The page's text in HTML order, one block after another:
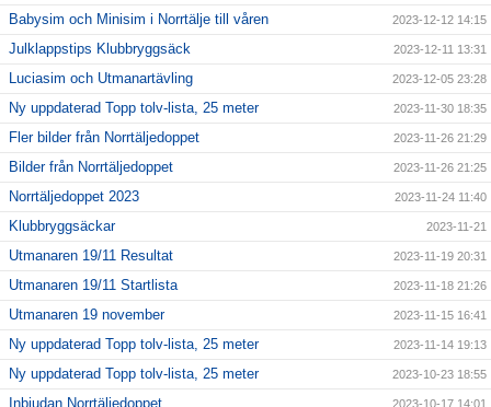
Babysim och Minisim i Norrtälje till våren 2023-12-12 14:15
Julklappstips Klubbryggsäck 2023-12-11 13:31
Luciasim och Utmanartävling 2023-12-05 23:28
Ny uppdaterad Topp tolv-lista, 25 meter 2023-11-30 18:35
Fler bilder från Norrtäljedoppet 2023-11-26 21:29
Bilder från Norrtäljedoppet 2023-11-26 21:25
Norrtäljedoppet 2023 2023-11-24 11:40
Klubbryggsäckar 2023-11-21
Utmanaren 19/11 Resultat 2023-11-19 20:31
Utmanaren 19/11 Startlista 2023-11-18 21:26
Utmanaren 19 november 2023-11-15 16:41
Ny uppdaterad Topp tolv-lista, 25 meter 2023-11-14 19:13
Ny uppdaterad Topp tolv-lista, 25 meter 2023-10-23 18:55
Inbjudan Norrtäljedoppet 2023-10-17 14:01